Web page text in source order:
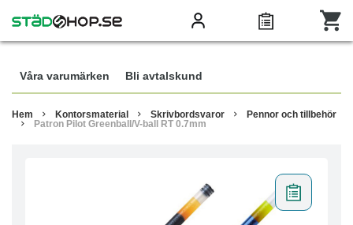
Våra varumärken Bli avtalskund
Hem Kontorsmaterial Skrivbordsvaror
Pennor och tillbehör
Patron Pilot Greenball/V-ball RT 0.7mm